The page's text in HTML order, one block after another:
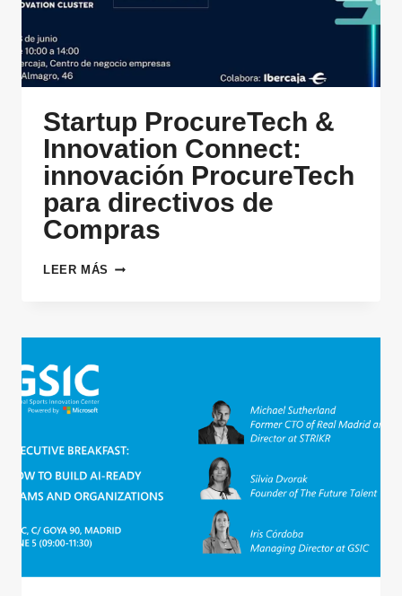
MEDITERRÁNEO
Startup ProcureTech &
Innovation Connect:
innovación ProcureTech
para directivos de
Compras
LEER MÁS STARTUP
CONNECT:
COMPRAS